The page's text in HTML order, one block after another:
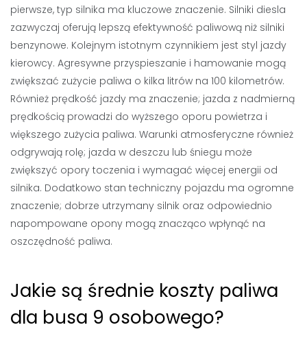
pierwsze, typ silnika ma kluczowe znaczenie. Silniki diesla
zazwyczaj oferują lepszą efektywność paliwową niż silniki
benzynowe. Kolejnym istotnym czynnikiem jest styl jazdy
kierowcy. Agresywne przyspieszanie i hamowanie mogą
zwiększać zużycie paliwa o kilka litrów na 100 kilometrów.
Również prędkość jazdy ma znaczenie; jazda z nadmierną
prędkością prowadzi do wyższego oporu powietrza i
większego zużycia paliwa. Warunki atmosferyczne również
odgrywają rolę; jazda w deszczu lub śniegu może
zwiększyć opory toczenia i wymagać więcej energii od
silnika. Dodatkowo stan techniczny pojazdu ma ogromne
znaczenie; dobrze utrzymany silnik oraz odpowiednio
napompowane opony mogą znacząco wpłynąć na
oszczędność paliwa.
Jakie są średnie koszty paliwa
dla busa 9 osobowego?